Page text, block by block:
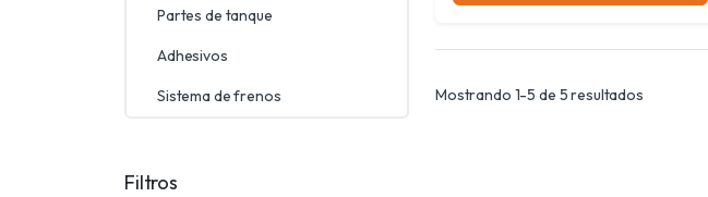
Partes de tanque
Adhesivos
Sistema de frenos
Filtros
Mostrando 1-5 de 5 resultados